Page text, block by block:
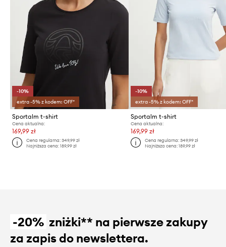
-10%
extra -5% z kodem: OFF*
Sportalm t-shirt
Cena aktualna:
169,99 zł
Cena regularna:349,99 zł
Najniższa cena:189,99 zł
-10%
extra -5% z kodem: OFF*
Sportalm t-shirt
Cena aktualna:
169,99 zł
Cena regularna: 349,99 zł
Najniższa cena: 189,99 zł
-20% zniżki** na pierwsze zakupy
za zapis do newslettera.